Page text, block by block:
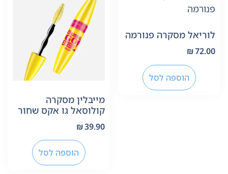
לוריאל מסקרה פנורמה
₪72.00
הוספה לסל
מייבלין מסקרה
קולוסאל גו אקס שחור
₪39.90
הוספה לסל